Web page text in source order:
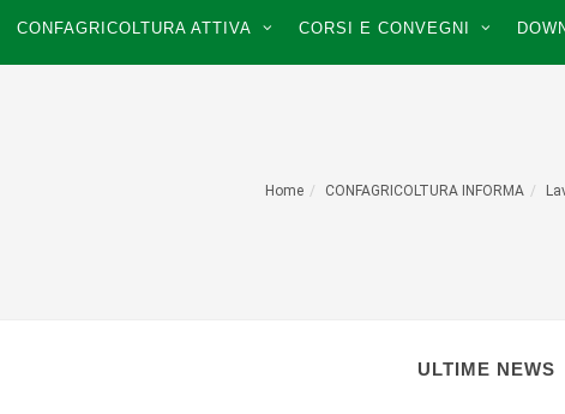
CONFAGRICOLTURA ATTIVA CORSI E CONVEGNI
Home CONFAGRICOLTURA INFORMA
ULTIME NEWS